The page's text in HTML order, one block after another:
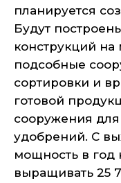
планируется
Будут
конструкций на
подсобные
сортировки и
готовой
сооружения
удобрений. С
мощность в год
выращивать 25